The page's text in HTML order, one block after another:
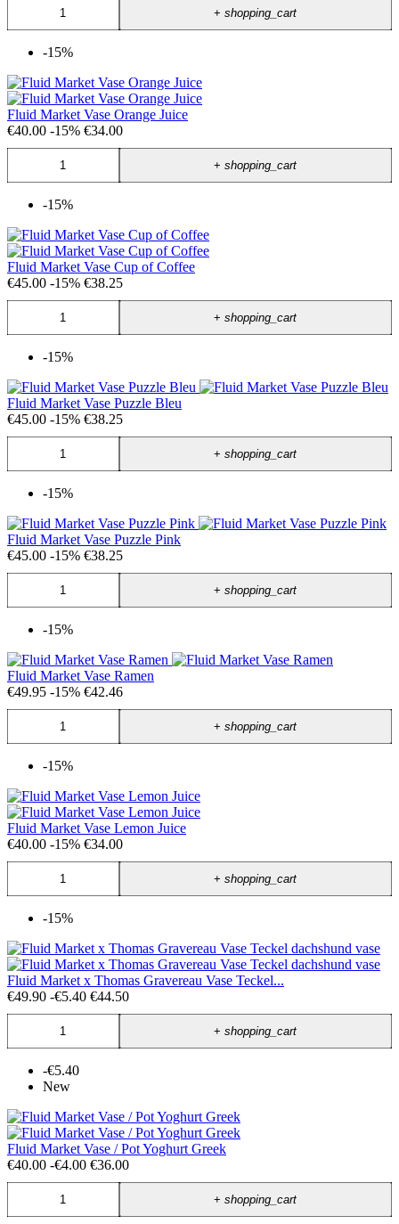
+shopping_cart
-15%
Fluid Market Vase Orange Juice
€40.00 -15% €34.00
+shopping_cart
-15%
Fluid Market Vase Cup of Coffee
€45.00 -15% €38.25
+shopping_cart
-15%
Fluid Market Vase Puzzle Bleu
€45.00 -15% €38.25
+shopping_cart
-15%
Fluid Market Vase Puzzle Pink
€45.00 -15% €38.25
+shopping_cart
-15%
Fluid Market Vase Ramen
€49.95 -15% €42.46
+shopping_cart
-15%
Fluid Market Vase Lemon Juice
€40.00 -15% €34.00
+shopping_cart
-15%
Fluid Market x Thomas Gravereau Vase Teckel...
€49.90 -€5.40 €44.50
+shopping_cart
-€5.40
New
Fluid Market Vase / Pot Yoghurt Greek
€40.00 -€4.00 €36.00
+shopping_cart